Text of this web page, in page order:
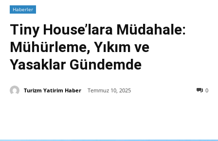
Haberler
Tiny House’lara Müdahale:
Mühürleme, Yıkım ve
Yasaklar Gündemde
0
Turizm Yatirim Haber Temmuz 10, 2025